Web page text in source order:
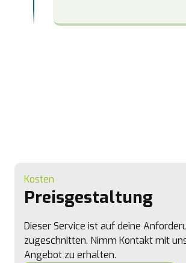
Kosten
Preisgestaltung
Dieser Service ist auf deine
zugeschnitten. Nimm Kontakt mit
Angebot zu erhalten.